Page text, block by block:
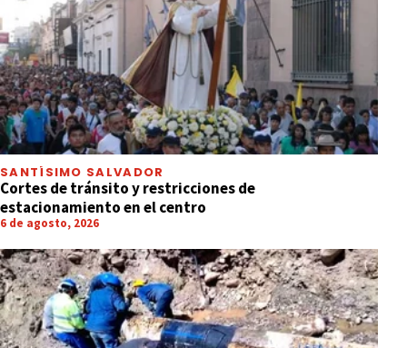
SANTÍSIMO SALVADOR
Cortes de tránsito y restricciones de
estacionamiento en el centro
6 de agosto, 2026